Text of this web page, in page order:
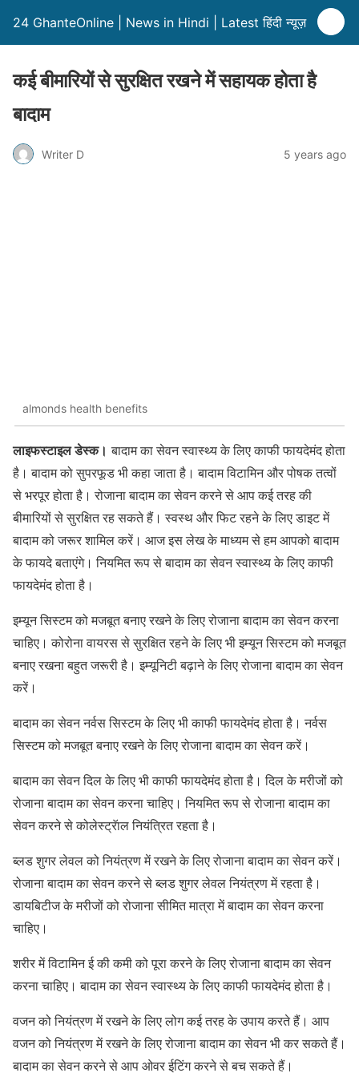
24 GhanteOnline | News in Hindi | Latest हिंदी न्यूज़
कई बीमारियों से सुरक्षित रखने में सहायक होता है
बादाम
Writer D 5 years ago
almonds health benefits
लाइफस्टाइल डेस्क।बादाम का सेवन स्वास्थ्य के लिए काफी फायदेमंद होता
है। बादाम को सुपरफूड भी कहा जाता है। बादाम विटामिन और पोषक तत्वों
से भरपूर होता है। रोजाना बादाम का सेवन करने से आप कई तरह की
बीमारियों से सुरक्षित रह सकते हैं। स्वस्थ और फिट रहने के लिए डाइट में
बादाम को जरूर शामिल करें। आज इस लेख के माध्यम से हम आपको बादाम
के फायदे बताएंगे। नियमित रूप से बादाम का सेवन स्वास्थ्य के लिए काफी
फायदेमंद होता है।
इम्यून सिस्टम को मजबूत बनाए रखने के लिए रोजाना बादाम का सेवन करना
चाहिए। कोरोना वायरस से सुरक्षित रहने के लिए भी इम्यून सिस्टम को मजबूत
बनाए रखना बहुत जरूरी है। इम्यूनिटी बढ़ाने के लिए रोजाना बादाम का सेवन
करें।
बादाम का सेवन नर्वस सिस्टम के लिए भी काफी फायदेमंद होता है। नर्वस
सिस्टम को मजबूत बनाए रखने के लिए रोजाना बादाम का सेवन करें।
बादाम का सेवन दिल के लिए भी काफी फायदेमंद होता है। दिल के मरीजों को
रोजाना बादाम का सेवन करना चाहिए। नियमित रूप से रोजाना बादाम का
सेवन करने से कोलेस्ट्रॅाल नियंत्रित रहता है।
ब्लड शुगर लेवल को नियंत्रण में रखने के लिए रोजाना बादाम का सेवन करें।
रोजाना बादाम का सेवन करने से ब्लड शुगर लेवल नियंत्रण में रहता है।
डायबिटीज के मरीजों को रोजाना सीमित मात्रा में बादाम का सेवन करना
चाहिए।
शरीर में विटामिन ई की कमी को पूरा करने के लिए रोजाना बादाम का सेवन
करना चाहिए। बादाम का सेवन स्वास्थ्य के लिए काफी फायदेमंद होता है।
वजन को नियंत्रण में रखने के लिए लोग कई तरह के उपाय करते हैं। आप
वजन को नियंत्रण में रखने के लिए रोजाना बादाम का सेवन भी कर सकते हैं।
बादाम का सेवन करने से आप ओवर ईटिंग करने से बच सकते हैं।